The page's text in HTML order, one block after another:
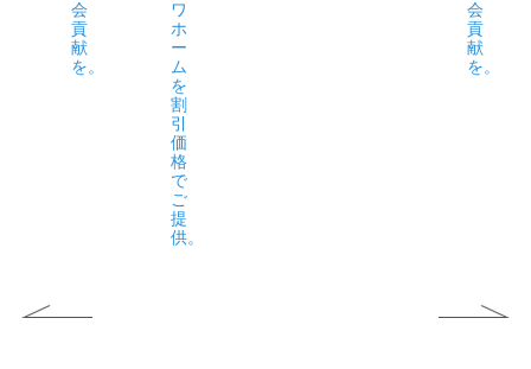
会
貢
献
を。
ワ
ホ
ー
ム
を
割
引
価
格
で
ご
提
供。
会
貢
献
を。